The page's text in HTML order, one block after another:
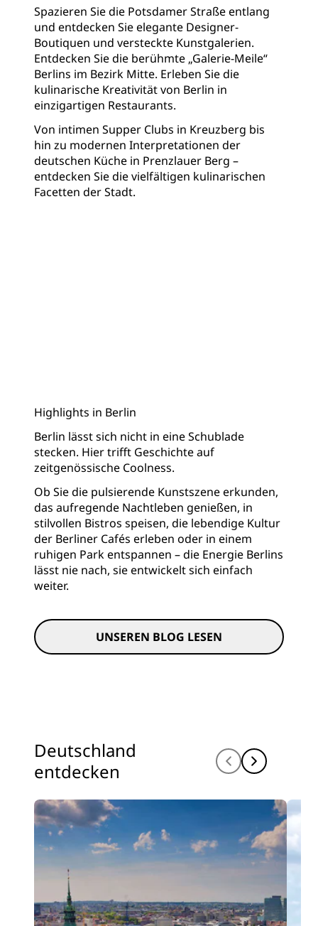
Spazieren Sie die Potsdamer Straße entlang
und entdecken Sie elegante Designer-
Boutiquen und versteckte Kunstgalerien.
Entdecken Sie die berühmte „Galerie-Meile“
Berlins im Bezirk Mitte. Erleben Sie die
kulinarische Kreativität von Berlin in
einzigartigen Restaurants.
Von intimen Supper Clubs in Kreuzberg bis
hin zu modernen Interpretationen der
deutschen Küche in Prenzlauer Berg –
entdecken Sie die vielfältigen kulinarischen
Facetten der Stadt.
Highlights in Berlin
Berlin lässt sich nicht in eine Schublade
stecken. Hier trifft Geschichte auf
zeitgenössische Coolness.
Ob Sie die pulsierende Kunstszene erkunden,
das aufregende Nachtleben genießen, in
stilvollen Bistros speisen, die lebendige Kultur
der Berliner Cafés erleben oder in einem
ruhigen Park entspannen – die Energie Berlins
lässt nie nach, sie entwickelt sich einfach
weiter.
UNSEREN BLOG LESEN
Deutschland
entdecken